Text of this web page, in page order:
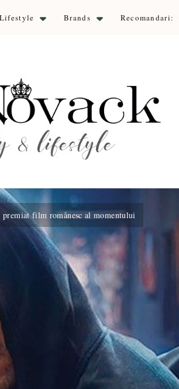
Lifestyle Brands Recomandari:
film românesc al momentului